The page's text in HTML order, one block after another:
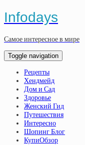
Infodays
Самое интересное в мире
Toggle navigation
Рецепты
Хендмейд
Дом и Сад
Здоровье
Женский Гид
Путешествия
Интересно
Шопинг Блог
КупиОбзор